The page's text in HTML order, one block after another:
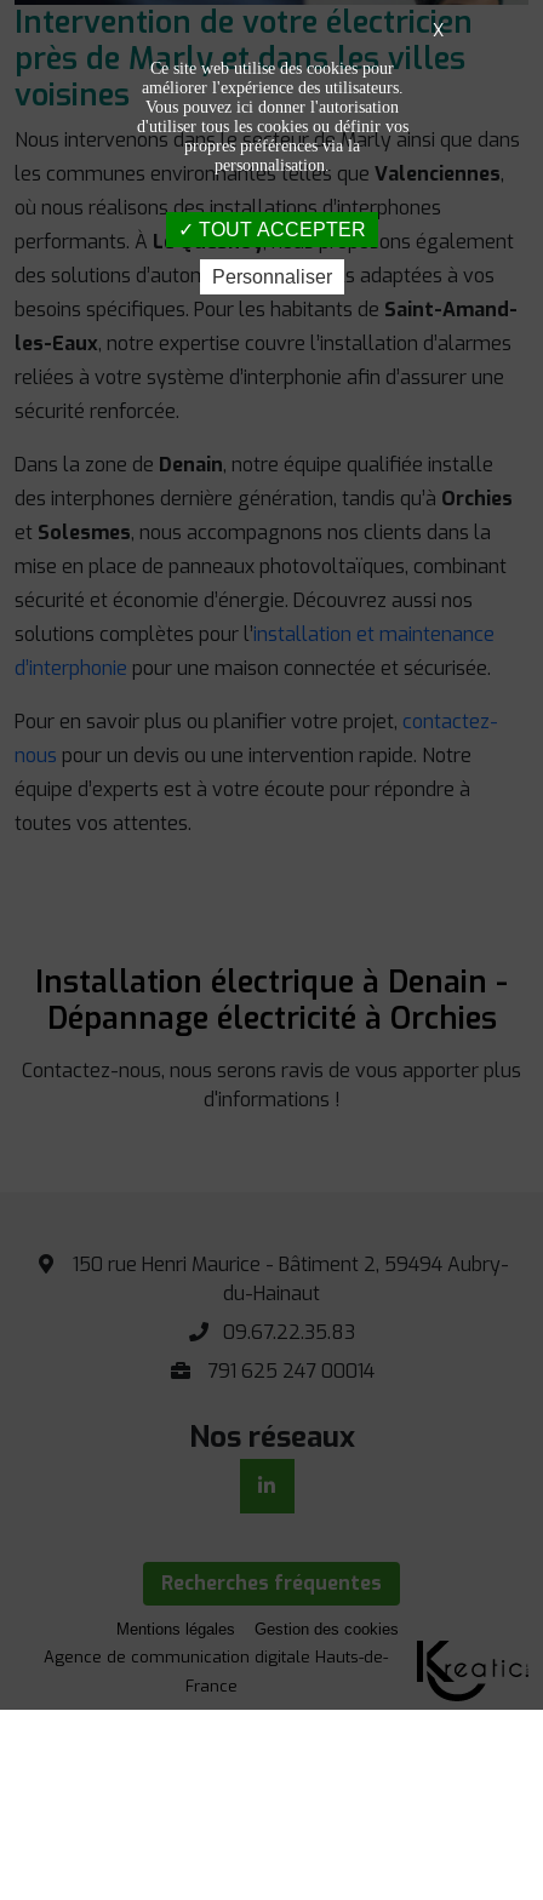
Intervention de votre électricien
près de Marly et dans les villes
voisines
Nous intervenons dans le secteur de Marly ainsi que dans
les communes environnantes telles que Valenciennes,
où nous réalisons des installations d’interphones
performants. À Le Quesnoy, nous proposons également
des solutions d’automatisation portails adaptées à vos
besoins spécifiques. Pour les habitants de Saint-Amand-
les-Eaux, notre expertise couvre l’installation d’alarmes
reliées à votre système d’interphonie afin d’assurer une
sécurité renforcée.
Dans la zone de Denain, notre équipe qualifiée installe
des interphones dernière génération, tandis qu’à Orchies
et Solesmes, nous accompagnons nos clients dans la
mise en place de panneaux photovoltaïques, combinant
sécurité et économie d’énergie. Découvrez aussi nos
solutions complètes pour l’installation et maintenance
d’interphonie pour une maison connectée et sécurisée.
Pour en savoir plus ou planifier votre projet, contactez-
nous pour un devis ou une intervention rapide. Notre
équipe d’experts est à votre écoute pour répondre à
toutes vos attentes.
Installation électrique à Denain -
Dépannage électricité à Orchies
Contactez-nous, nous serons ravis de vous apporter plus
d'informations !
150 rue Henri Maurice - Bâtiment 2, 59494 Aubry-
du-Hainaut
09.67.22.35.83
791 625 247 00014
Nos réseaux
Recherches fréquentes
Mentions légales Gestion des cookies
Agence de communication digitale Hauts-de-
France
X
Ce site web utilise des cookies pour
améliorer l'expérience des utilisateurs.
Vous pouvez ici donner l'autorisation
d'utiliser tous les cookies ou définir vos
propres préférences via la
personnalisation.
TOUT ACCEPTER
Personnaliser